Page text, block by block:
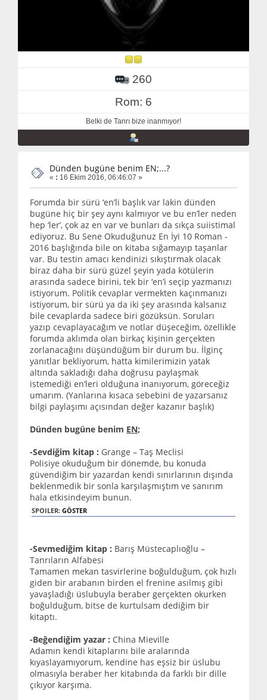
260
Rom: 6
Belki de Tanrı bize inanmıyor!
Dünden bugüne benim EN;...?
« : 16 Ekim 2016, 06:46:07 »
Forumda bir sürü ‘en’li başlık var lakin dünden
bugüne hiç bir şey aynı kalmıyor ve bu en’ler neden
hep ‘ler’, çok az en var ve bunları da sıkça suiistimal
ediyoruz. Bu Sene Okuduğunuz En İyi 10 Roman -
2016 başlığında bile on kitaba sığamayıp taşanlar
var. Bu testin amacı kendinizi sıkıştırmak olacak
biraz daha bir sürü güzel şeyin yada kötülerin
arasında sadece birini, tek bir ‘en’i seçip yazmanızı
istiyorum. Politik cevaplar vermekten kaçınmanızı
istiyorum, bir sürü ya da iki şey arasında kalsanız
bile cevaplarda sadece biri gözüksün. Soruları
yazıp cevaplayacağım ve notlar düşeceğim, özellikle
forumda aklımda olan birkaç kişinin gerçekten
zorlanacağını düşündüğüm bir durum bu. İlginç
yanıtlar bekliyorum, hatta kimilerimizin yatak
altında sakladığı daha doğrusu paylaşmak
istemediği en’leri olduğuna inanıyorum, göreceğiz
umarım. (Yanlarına kısaca sebebini de yazarsanız
bilgi paylaşımı açısından değer kazanır başlık)
Dünden bugüne benim EN;
-Sevdiğim kitap : Grange – Taş Meclisi
Polisiye okuduğum bir dönemde, bu konuda
güvendiğim bir yazardan kendi sınırlarının dışında
beklenmedik bir sonla karşılaşmıştım ve sanırım
hala etkisindeyim bunun.
SPOILER: GÖSTER
-Sevmediğim kitap : Barış Müstecaplıoğlu –
Tanrıların Alfabesi
Tamamen mekan tasvirlerine boğulduğum, çok hızlı
giden bir arabanın birden el frenine asılmış gibi
yavaşladığı üslubuyla beraber gerçekten okurken
boğulduğum, bitse de kurtulsam dediğim bir
kitaptı.
-Beğendiğim yazar : China Mieville
Adamın kendi kitaplarını bile aralarında
kıyaslayamıyorum, kendine has eşsiz bir üslubu
olmasıyla beraber her kitabında da farklı bir dille
çıkıyor karşıma.